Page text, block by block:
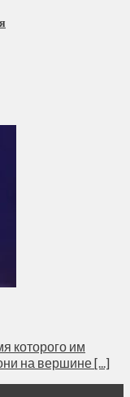
которого им
на вершине [...]